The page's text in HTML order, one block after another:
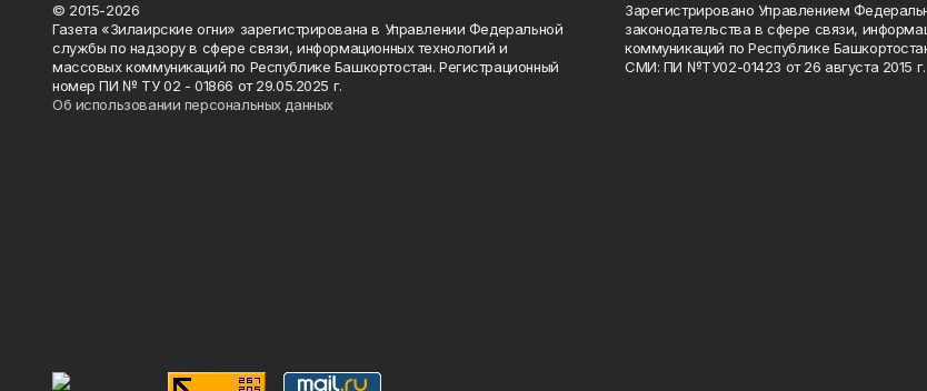
© 2015-2026
Газета «Зилаирские огни» зарегистрирована в Управлении Федеральной
службы по надзору в сфере связи, информационных технологий и
массовых коммуникаций по Республике Башкортостан. Регистрационный
номер ПИ № ТУ 02 - 01866 от 29.05.2025 г.
Об использовании персональных данных
Зарегистрировано Управлением
законодательства в сфере связи,
коммуникаций по Республике
СМИ: ПИ №ТУ02-01423 от 26 августа 2015 г.